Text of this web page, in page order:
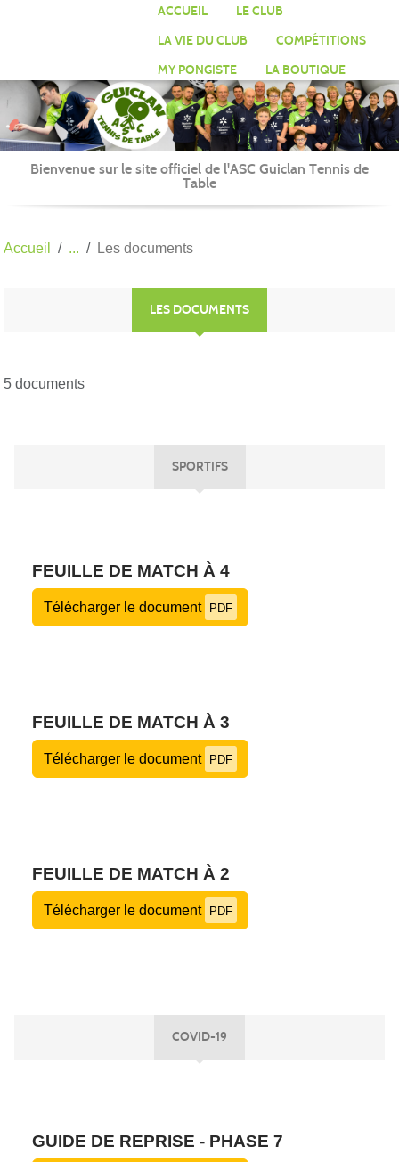
ACCUEIL
LE CLUB
LA VIE DU CLUB
COMPÉTITIONS
MY PONGISTE
LA BOUTIQUE
Bienvenue sur le site officiel de l'ASC Guiclan Tennis de
Table
Accueil Les documents
LES DOCUMENTS
5 documents
SPORTIFS
FEUILLE DE MATCH À 4
Télécharger le document PDF
FEUILLE DE MATCH À 3
Télécharger le document PDF
FEUILLE DE MATCH À 2
Télécharger le document PDF
COVID-19
GUIDE DE REPRISE - PHASE 7
Panneau de gestion des cookies